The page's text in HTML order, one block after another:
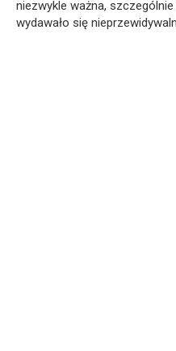
niezwykle ważna,
wydawało się